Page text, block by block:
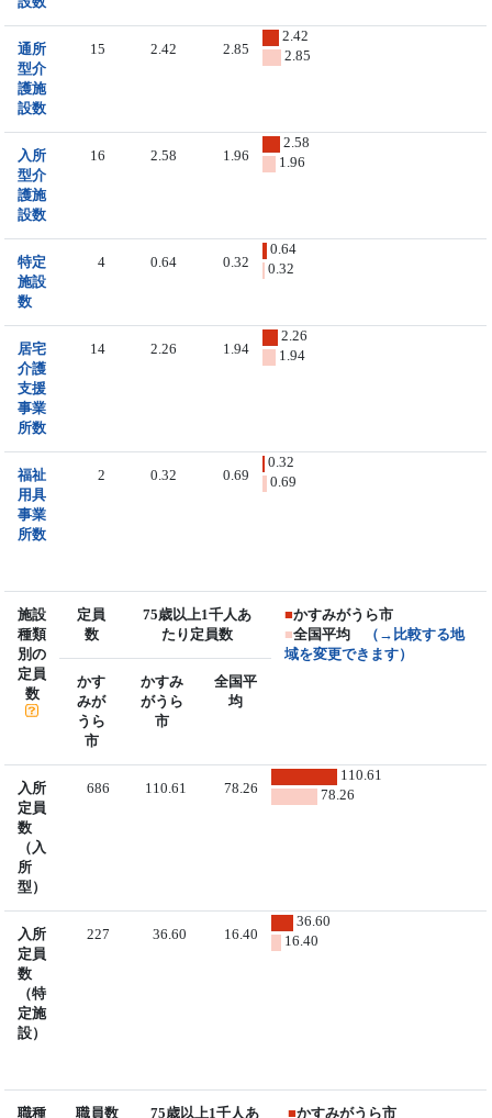
通所
型介
護施
設数
15 2.42 2.85
2.42
2.85
入所
型介
護施
設数
16 2.58 1.96
2.58
1.96
特定
施設
数
4 0.64 0.32
0.64
0.32
居宅
介護
支援
事業
所数
14 2.26 1.94
2.26
1.94
福祉
用具
事業
所数
2 0.32 0.69
0.32
0.69
施設
種類
別の
定員
数
定員
数
75歳以上1千人あ
たり定員数
■かすみがうら市
■全国平均
（→比較する地
域を変更できます）
かす
みが
うら
市
かすみ
がうら
市
全国平
均
入所
定員
数
（入
所
型）
686 110.61 78.26
110.61
78.26
入所
定員
数
（特
定施
設）
227 36.60 16.40
36.60
16.40
職種
職員数
75歳以上1千人あ
■かすみがうら市